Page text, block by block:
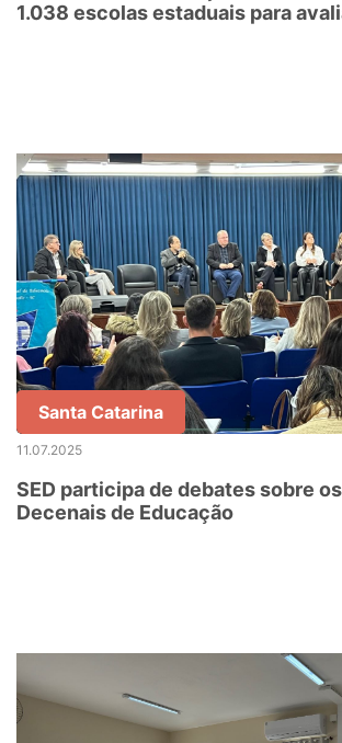
1.038 escolas estaduais para
Santa Catarina
11.07.2025
SED participa de debates sobre
Decenais de Educação